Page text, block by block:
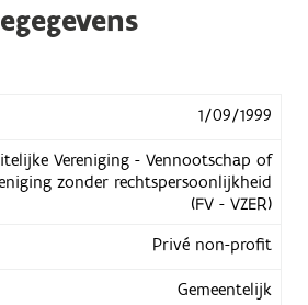
1/09/1999
Vereniging - Vennootschap of
zonder rechtspersoonlijkheid
(FV - VZER)
Privé non-profit
Gemeentelijk